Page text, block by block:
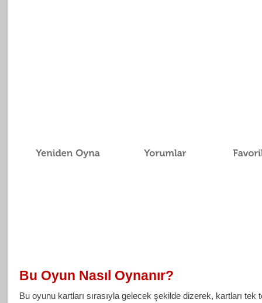
Bu Oyun Nasıl Oynanır?
Bu oyunu kartları sırasıyla gelecek şekilde dizerek, kartları tek